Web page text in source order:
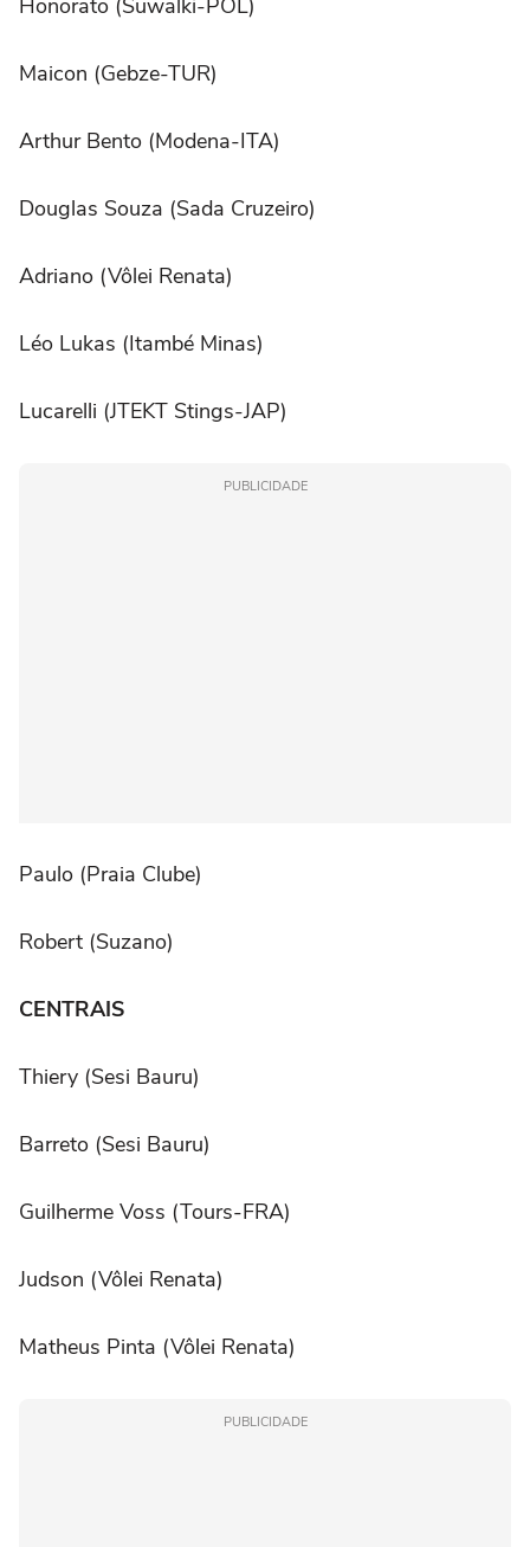
Honorato (Suwalki-POL)
Maicon (Gebze-TUR)
Arthur Bento (Modena-ITA)
Douglas Souza (Sada Cruzeiro)
Adriano (Vôlei Renata)
Léo Lukas (Itambé Minas)
Lucarelli (JTEKT Stings-JAP)
PUBLICIDADE
Paulo (Praia Clube)
Robert (Suzano)
CENTRAIS
Thiery (Sesi Bauru)
Barreto (Sesi Bauru)
Guilherme Voss (Tours-FRA)
Judson (Vôlei Renata)
Matheus Pinta (Vôlei Renata)
PUBLICIDADE